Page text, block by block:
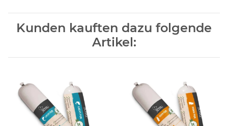
Kunden kauften dazu folgende
Artikel: